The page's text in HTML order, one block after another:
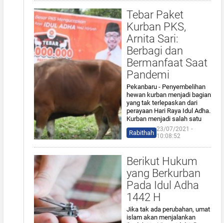
Tebar Paket
Kurban PKS,
Arnita Sari:
Berbagi dan
Bermanfaat Saat
Pandemi
Pekanbaru - Penyembelihan
hewan kurban menjadi bagian
yang tak terlepaskan dari
perayaan Hari Raya Idul Adha.
Kurban menjadi salah satu
Rabithah 23/07/2021 ⋅
10:08:52
Berikut Hukum
yang Berkurban
Pada Idul Adha
1442 H
Jika tak ada perubahan, umat
islam akan menjalankan